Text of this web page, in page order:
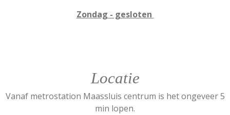
Zondag - gesloten
Locatie
Vanaf metrostation Maassluis centrum is het ongeveer 5
min lopen.